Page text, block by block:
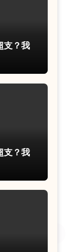
支？我
支？我